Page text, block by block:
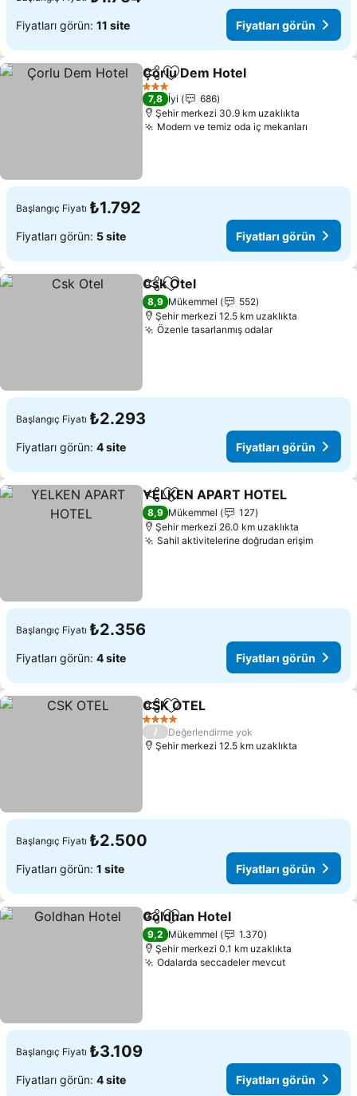
Fiyatları görün: 11 site Fiyatları görün
PaylaşFavorilerime ekle
Çorlu Dem Hotel
3 Yıldız
7,8 İyi
686
Şehir merkezi 30.9 km uzaklıkta
Modern ve temiz oda iç mekanları
Başlangıç Fiyatı ₺1.792
Fiyatları görün: 5 site Fiyatları görün
PaylaşFavorilerime ekle
Csk Otel
8,9 Mükemmel
552
Şehir merkezi 12.5 km uzaklıkta
Özenle tasarlanmış odalarFiyatları
Başlangıç Fiyatı ₺2.293
Fiyatları görün: 4 site Fiyatları görün
PaylaşFavorilerime ekle
YELKEN APART HOTEL
8,9 Mükemmel
127
Şehir merkezi 26.0 km uzaklıkta
Sahil aktivitelerine doğrudan erişim
Başlangıç Fiyatı ₺2.356
Fiyatları görün: 4 site Fiyatları görün
PaylaşFavorilerime ekle
CSK OTEL
4 Yıldız
/
Değerlendirme yok
Şehir merkezi 12.5 km uzaklıkta
Başlangıç Fiyatı ₺2.500
Fiyatları görün: 1 site Fiyatları görün
PaylaşFavorilerime ekle
Goldhan Hotel
9,2 Mükemmel
1.370
Şehir merkezi 0.1 km uzaklıkta
Odalarda seccadeler mevcutFiyatları
Başlangıç Fiyatı ₺3.109
Fiyatları görün: 4 site Fiyatları görün